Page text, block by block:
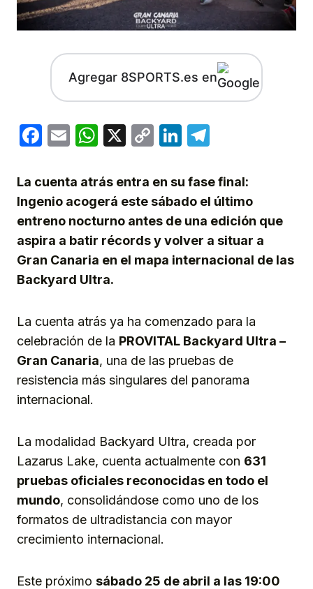
Agregar 8SPORTS.es en
Facebook
EmailWhatsApp
X
CopyLinkedIn
La cuenta atrás entra en su fase final:
Ingenio acogerá este sábado el último
entreno nocturno antes de una edición que
aspira a batir récords y volver a situar a
Gran Canaria en el mapa internacional de las
Backyard Ultra.
La cuenta atrás ya ha comenzado para la
celebración de la PROVITAL Backyard Ultra –
Gran Canaria, una de las pruebas de
resistencia más singulares del panorama
internacional.
La modalidad Backyard Ultra, creada por
Lazarus Lake, cuenta actualmente con 631
pruebas oficiales reconocidas en todo el
mundo, consolidándose como uno de los
formatos de ultradistancia con mayor
crecimiento internacional.
Este próximo sábado 25 de abril a las 19:00